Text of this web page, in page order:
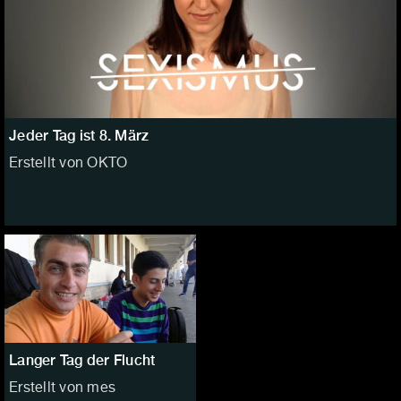
Jeder Tag ist 8. März
Erstellt von OKTO
Langer Tag der Flucht
Erstellt von mes